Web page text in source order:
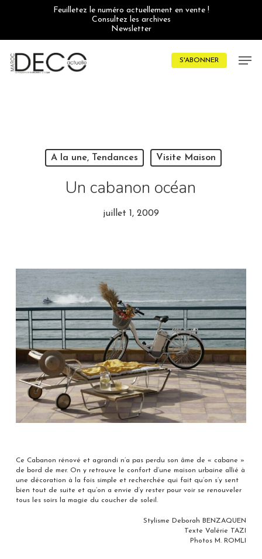
Feuilletez le numéro actuellement en vente !
Consultez les archives
Newsletter
S'ABONNER
A la une, Tendances Visite Maison
Un cabanon océan
juillet 1, 2009
Ce Cabanon rénové et agrandi n’a pas perdu son âme de « cabane »
de bord de mer. On y retrouve le confort d’une maison urbaine allié à
une décoration à la fois simple et recherchée qui fait qu’on s’y sent
bien tout de suite et qu’on a envie d’y rester pour voir se renouveler
tous les soirs la magie du coucher de soleil.
Stylisme Deborah BENZAQUEN
Texte Valérie TAZI
Photos M. ROMLI